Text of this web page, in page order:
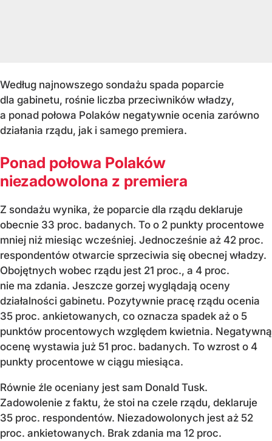
Według najnowszego sondażu spada poparcie
dla gabinetu, rośnie liczba przeciwników władzy,
a ponad połowa Polaków negatywnie ocenia zarówno
działania rządu, jak i samego premiera.
Ponad połowa Polaków
niezadowolona z premiera
Z sondażu wynika, że poparcie dla rządu deklaruje
obecnie 33 proc. badanych. To o 2 punkty procentowe
mniej niż miesiąc wcześniej. Jednocześnie aż 42 proc.
respondentów otwarcie sprzeciwia się obecnej władzy.
Obojętnych wobec rządu jest 21 proc., a 4 proc.
nie ma zdania. Jeszcze gorzej wyglądają oceny
działalności gabinetu. Pozytywnie pracę rządu ocenia
35 proc. ankietowanych, co oznacza spadek aż o 5
punktów procentowych względem kwietnia. Negatywną
ocenę wystawia już 51 proc. badanych. To wzrost o 4
punkty procentowe w ciągu miesiąca.
Równie źle oceniany jest sam Donald Tusk.
Zadowolenie z faktu, że stoi na czele rządu, deklaruje
35 proc. respondentów. Niezadowolonych jest aż 52
proc. ankietowanych. Brak zdania ma 12 proc.